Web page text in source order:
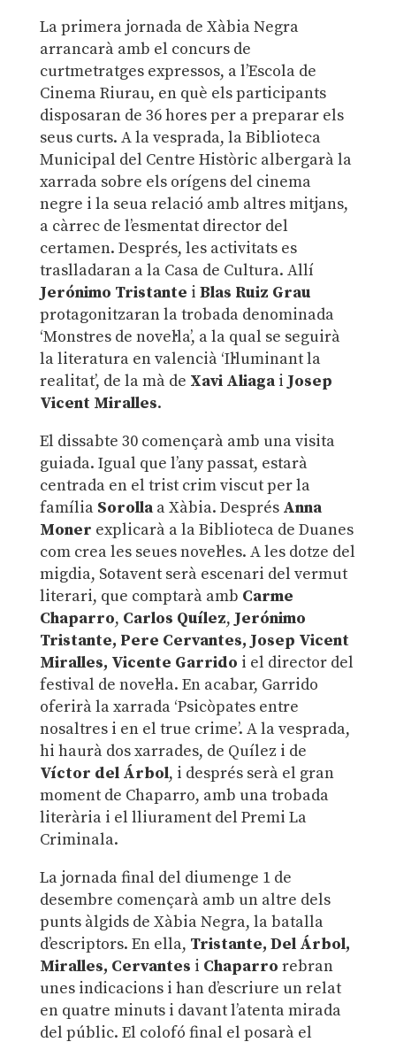
La primera jornada de Xàbia Negra
arrancarà amb el concurs de
curtmetratges expressos, a l’Escola de
Cinema Riurau, en què els participants
disposaran de 36 hores per a preparar els
seus curts. A la vesprada, la Biblioteca
Municipal del Centre Històric albergarà la
xarrada sobre els orígens del cinema
negre i la seua relació amb altres mitjans,
a càrrec de l’esmentat director del
certamen. Després, les activitats es
traslladaran a la Casa de Cultura. Allí
Jerónimo Tristante i Blas Ruiz Grau
protagonitzaran la trobada denominada
‘Monstres de novel·la’, a la qual se seguirà
la literatura en valencià ‘Il·luminant la
realitat’, de la mà de Xavi Aliagai Josep
Vicent Miralles.
El dissabte 30 començarà amb una visita
guiada. Igual que l’any passat, estarà
centrada en el trist crim viscut per la
família Sorollaa Xàbia. Després Anna
Moner explicarà a la Biblioteca de Duanes
com crea les seues novel·les. A les dotze del
migdia, Sotavent serà escenari del vermut
literari, que comptarà amb Carme
Chaparro, Carlos Quílez, Jerónimo
Tristante, Pere Cervantes, Josep Vicent
Miralles, Vicente Garrido i el director del
festival de novel·la. En acabar, Garrido
oferirà la xarrada ‘Psicòpates entre
nosaltres i en el true crime’. A la vesprada,
hi haurà dos xarrades, de Quílez i de
Víctor del Árbol, i després serà el gran
moment de Chaparro, amb una trobada
literària i el lliurament del Premi La
Criminala.
La jornada final del diumenge 1 de
desembre començarà amb un altre dels
punts àlgids de Xàbia Negra, la batalla
d’escriptors. En ella, Tristante, Del Árbol,
Miralles, Cervantes i Chaparro rebran
unes indicacions i han d’escriure un relat
en quatre minuts i davant l’atenta mirada
del públic. El colofó final el posarà el